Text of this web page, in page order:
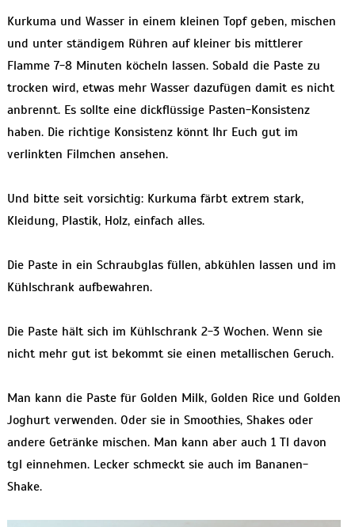
Kurkuma und Wasser in einem kleinen Topf geben, mischen
und unter ständigem Rühren auf kleiner bis mittlerer
Flamme 7-8 Minuten köcheln lassen. Sobald die Paste zu
trocken wird, etwas mehr Wasser dazufügen damit es nicht
anbrennt. Es sollte eine dickflüssige Pasten-Konsistenz
haben. Die richtige Konsistenz könnt Ihr Euch gut im
verlinkten Filmchen ansehen.
Und bitte seit vorsichtig: Kurkuma färbt extrem stark,
Kleidung, Plastik, Holz, einfach alles.
Die Paste in ein Schraubglas füllen, abkühlen lassen und im
Kühlschrank aufbewahren.
Die Paste hält sich im Kühlschrank 2-3 Wochen. Wenn sie
nicht mehr gut ist bekommt sie einen metallischen Geruch.
Man kann die Paste für Golden Milk, Golden Rice und Golden
Joghurt verwenden. Oder sie in Smoothies, Shakes oder
andere Getränke mischen. Man kann aber auch 1 Tl davon
tgl einnehmen. Lecker schmeckt sie auch im Bananen-
Shake.